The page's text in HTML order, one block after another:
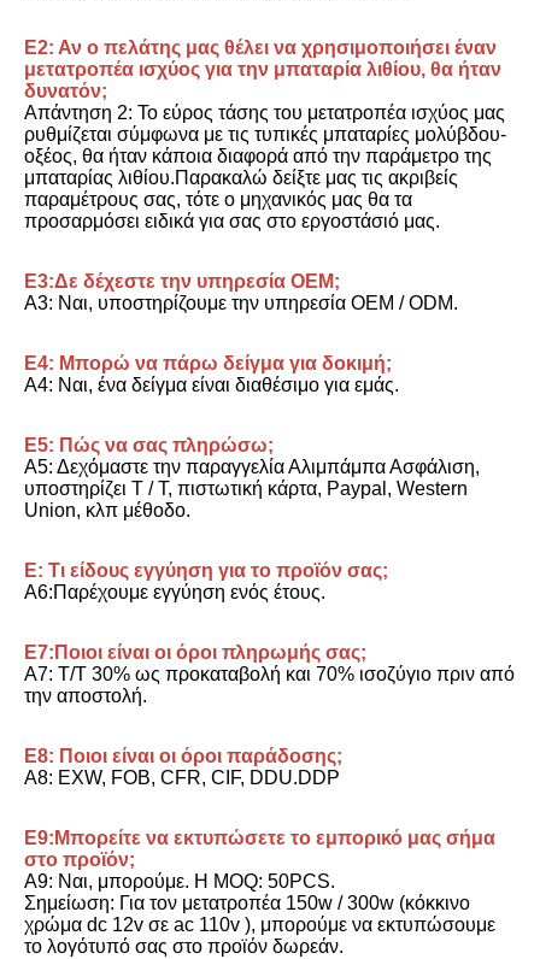
Ε2: Αν ο πελάτης μας θέλει να χρησιμοποιήσει έναν
μετατροπέα ισχύος για την μπαταρία λιθίου, θα ήταν
δυνατόν;
Απάντηση 2: Το εύρος τάσης του μετατροπέα ισχύος μας
ρυθμίζεται σύμφωνα με τις τυπικές μπαταρίες μολύβδου-
οξέος, θα ήταν κάποια διαφορά από την παράμετρο της
μπαταρίας λιθίου.Παρακαλώ δείξτε μας τις ακριβείς
παραμέτρους σας, τότε ο μηχανικός μας θα τα
προσαρμόσει ειδικά για σας στο εργοστάσιό μας.
Ε3:Δε δέχεστε την υπηρεσία OEM;
Α3: Ναι, υποστηρίζουμε την υπηρεσία OEM / ODM.
Ε4: Μπορώ να πάρω δείγμα για δοκιμή;
Α4: Ναι, ένα δείγμα είναι διαθέσιμο για εμάς.
Ε5: Πώς να σας πληρώσω;
Α5: Δεχόμαστε την παραγγελία Αλιμπάμπα Ασφάλιση,
υποστηρίζει T / T, πιστωτική κάρτα, Paypal, Western
Union, κλπ μέθοδο.
Ε: Τι είδους εγγύηση για το προϊόν σας;
Α6:Παρέχουμε εγγύηση ενός έτους.
Ε7:Ποιοι είναι οι όροι πληρωμής σας;
Α7: T/T 30% ως προκαταβολή και 70% ισοζύγιο πριν από
την αποστολή.
Ε8: Ποιοι είναι οι όροι παράδοσης;
Α8: EXW, FOB, CFR, CIF, DDU.DDP
Ε9:Μπορείτε να εκτυπώσετε το εμπορικό μας σήμα
στο προϊόν;
Α9: Ναι, μπορούμε. Η MOQ: 50PCS.
Σημείωση: Για τον μετατροπέα 150w / 300w (κόκκινο
χρώμα dc 12v σε ac 110v ), μπορούμε να εκτυπώσουμε
το λογότυπό σας στο προϊόν δωρεάν.